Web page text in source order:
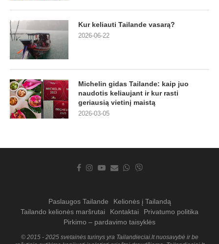
Kur keliauti Tailande vasarą?
2026-06-22
Michelin gidas Tailande: kaip juo
naudotis keliaujant ir kur rasti
geriausią vietinį maistą
2026-03-05
Paslaugos Tailande
Kelionės į Tailandą
Tailando kelionės maršrutai
Kontaktai
Privatumo politika
Pirkimo – pardavimo taisyklės
© 2015 - 2025 svetainės turinys yra Tailandieciai.lt nuosavybė ir be